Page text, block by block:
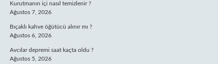
Kurutmanın içi nasıl temizlenir ?
Ağustos 7, 2026
Bıçaklı kahve öğütücü alınır mı ?
Ağustos 6, 2026
Avcılar depremi saat kaçta oldu ?
Ağustos 5, 2026